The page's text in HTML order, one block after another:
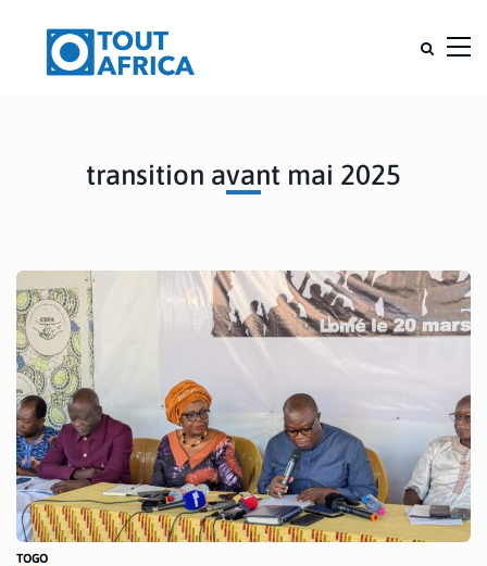
transition avant mai 2025
TOGO